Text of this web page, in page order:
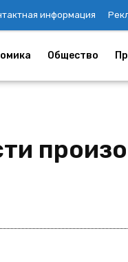
информация
Общество